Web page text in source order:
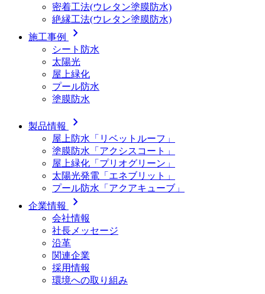
密着工法(ウレタン塗膜防水)
絶縁工法(ウレタン塗膜防水)
施工事例
chevron_right
シート防水
太陽光
屋上緑化
プール防水
塗膜防水
製品情報 chevron_right
屋上防水「リベットルーフ」
塗膜防水「アクシスコート」
屋上緑化「プリオグリーン」
太陽光発電「エネブリット」
プール防水「アクアキューブ」
企業情報
chevron_right
会社情報
社長メッセージ
沿革
関連企業
採用情報
環境への取り組み